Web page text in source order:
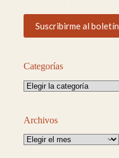
Categorías
Categorías
Archivos
Archivos